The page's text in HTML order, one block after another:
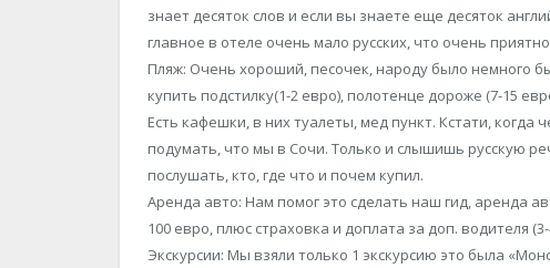
знает десяток слов и если вы знаете еще десяток
главное в отеле очень мало русских, что очень
Пляж: Очень хороший, песочек, народу было немного
купить подстилку(1-2 евро), полотенце дороже (7-15
Есть кафешки, в них туалеты, мед пункт. Кстати, когда
подумать, что мы в Сочи. Только и слышишь русскую
послушать, кто, где что и почем купил.
Аренда авто: Нам помог это сделать наш гид, аренда
100 евро, плюс страховка и доплата за доп. водителя
Экскурсии: Мы взяли только 1 экскурсию это была